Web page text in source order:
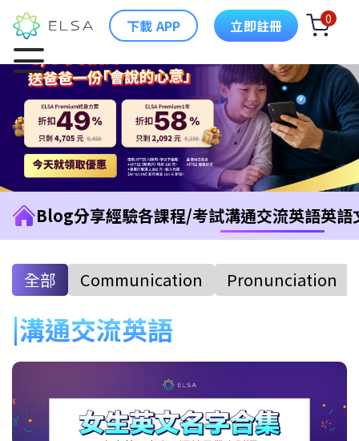
下載 APP 立即註冊 0
Blog分享經驗各課程/考試溝通交流英語英語
全部 Communication Pronunciation
溝通交流英語